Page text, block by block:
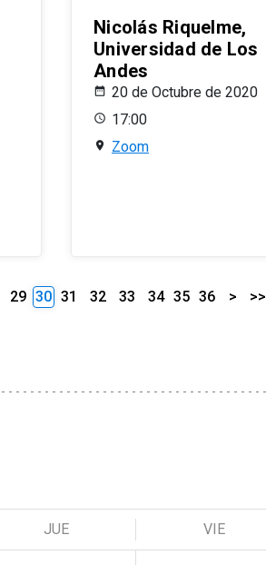
Nicolás Riquelme,
Universidad de Los
Andes
20 de Octubre de 2020
17:00
Zoom
29 30 31 32 33 34 35 36 > >>
JUE VIE